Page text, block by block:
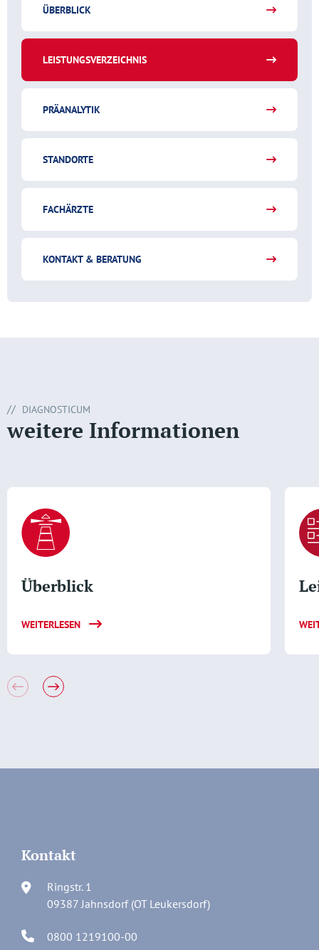
ÜBERBLICK
LEISTUNGSVERZEICHNIS
PRÄANALYTIK
STANDORTE
FACHÄRZTE
KONTAKT & BERATUNG
DIAGNOSTICUM
weitere Informationen
Überblick
WEITERLESEN
Kontakt
Ringstr. 1
09387 Jahnsdorf (OT Leukersdorf)
0800 1219100-00